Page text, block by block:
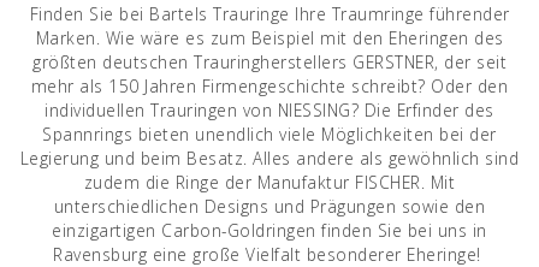
Finden Sie bei Bartels Trauringe Ihre Traumringe führender
Marken. Wie wäre es zum Beispiel mit den Eheringen des
größten deutschen Trauringherstellers GERSTNER, der seit
mehr als 150 Jahren Firmengeschichte schreibt? Oder den
individuellen Trauringen von NIESSING? Die Erfinder des
Spannrings bieten unendlich viele Möglichkeiten bei der
Legierung und beim Besatz. Alles andere als gewöhnlich sind
zudem die Ringe der Manufaktur FISCHER. Mit
unterschiedlichen Designs und Prägungen sowie den
einzigartigen Carbon-Goldringen finden Sie bei uns in
Ravensburg eine große Vielfalt besonderer Eheringe!